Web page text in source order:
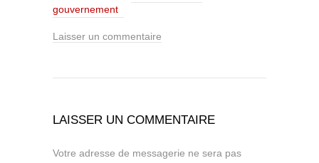
gouvernement
Laisser un commentaire
LAISSER UN COMMENTAIRE
Votre adresse de messagerie ne sera pas